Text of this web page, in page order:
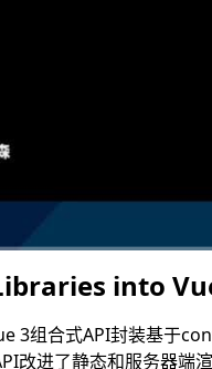
into
3组合式API封装基于
改进了静态和服务器端